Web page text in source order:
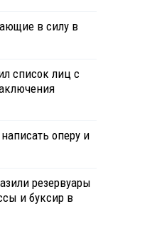
в силу в
список лиц с
оперу и
резервуары
и буксир в